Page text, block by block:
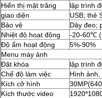
Hiển thị mặt trăng
lập trình
giao diện
USB; thẻ
Bảo vệ
Dây đeo;
Nhiệt độ hoạt động
-20-60℃
Độ ẩm hoạt động
5%-90%
Menu máy ảnh
Đặt khóa
lập trình
Chế độ làm việc
Hình ảnh,
Kích cỡ hình
Kích thước video